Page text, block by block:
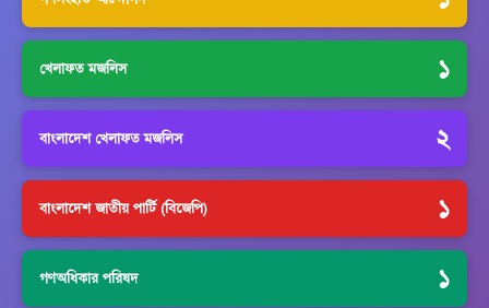
খেলাফত মজলিস ১
বাংলাদেশ খেলাফত মজলিস ২
বাংলাদেশ জাতীয় পার্টি (বিজেপি) ১
গণঅধিকার পরিষদ ১